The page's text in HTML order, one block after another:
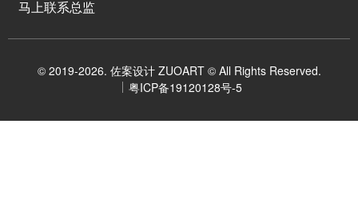
马上联系总监
© 2019-2026. 佐案设计 ZUOART © All Rights Reserved.
粤ICP备19120128号-5